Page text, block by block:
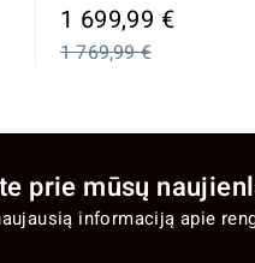
1 699,99 €Įprasta
1 769,99 €
prie mūsų
informaciją apie